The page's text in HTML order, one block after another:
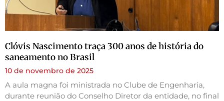
Clóvis Nascimento traça 300 anos de história do
saneamento no Brasil
10 de novembro de 2025
A aula magna foi ministrada no Clube de Engenharia,
durante reunião do Conselho Diretor da entidade, no final